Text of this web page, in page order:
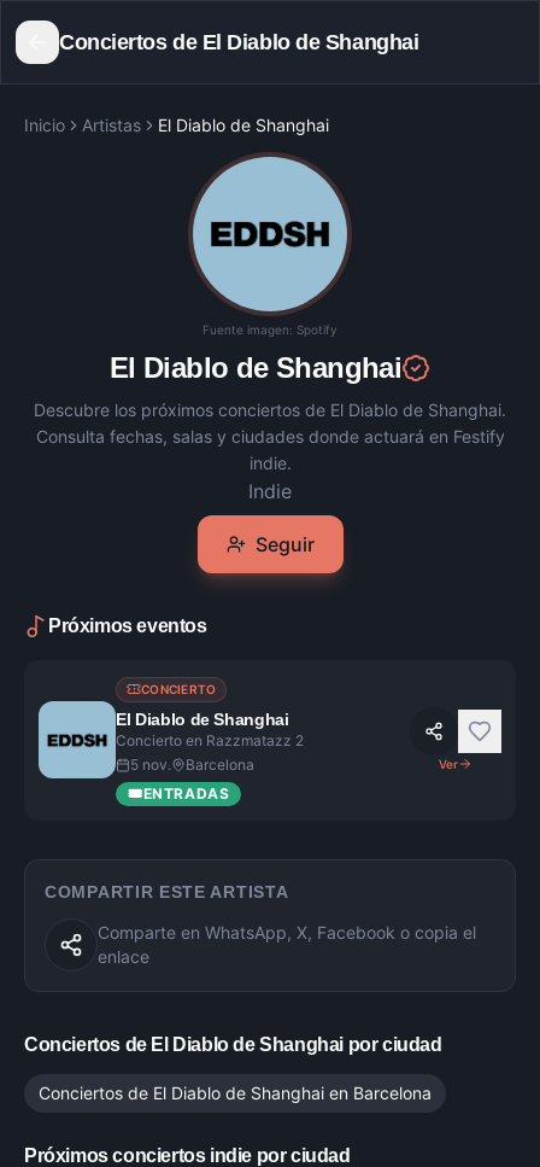
Conciertos de El Diablo de Shanghai
Inicio Artistas El Diablo de Shanghai
Fuente imagen: Spotify
El Diablo de Shanghai
Descubre los próximos conciertos de El Diablo de Shanghai.
Consulta fechas, salas y ciudades donde actuará en Festify
indie.
Indie
Seguir
Próximos eventos
CONCIERTO
El Diablo de Shanghai
Concierto en Razzmatazz 2
5 nov.
Barcelona
🎟️ENTRADAS
Ver
COMPARTIR ESTE ARTISTA
Comparte en WhatsApp, X, Facebook o copia el
enlace
Conciertos de El Diablo de Shanghai por ciudad
Conciertos de El Diablo de Shanghai en Barcelona
Próximos conciertos indie por ciudad